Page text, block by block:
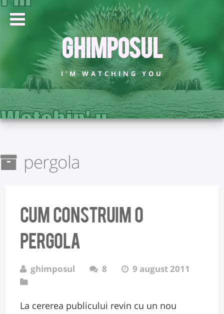
Ghimposul
I'M WATCHING YOU
pergola
Cum construim o
pergola
ghimposul 8 9 august 2011
La cererea publicului revin cu un nou